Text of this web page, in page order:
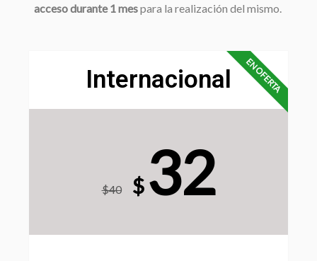
acceso durante 1 mespara la realización del mismo.
Internacional
$40 $ 32
EN OFERTA